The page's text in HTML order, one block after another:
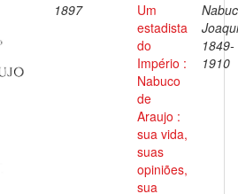
1897
Um
estadista
do
Império :
Nabuco
de
Araujo :
sua vida,
suas
opiniões,
sua
1849-
1910